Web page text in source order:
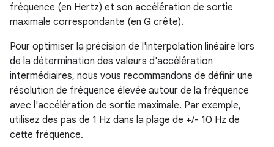
fréquence (en Hertz) et son accélération de sortie
maximale correspondante (en G crête).
Pour optimiser la précision de l'interpolation linéaire lors
de la détermination des valeurs d'accélération
intermédiaires, nous vous recommandons de définir une
résolution de fréquence élevée autour de la fréquence
avec l'accélération de sortie maximale. Par exemple,
utilisez des pas de 1 Hz dans la plage de +/- 10 Hz de
cette fréquence.